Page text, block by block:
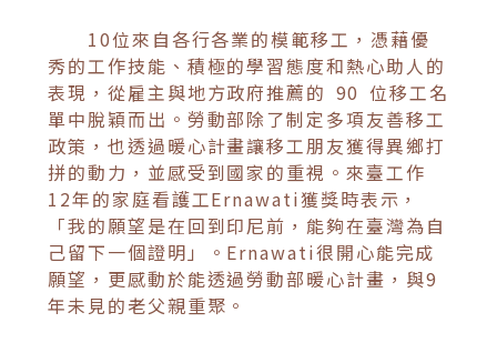
10位來自各行各業的模範移工，憑藉優
秀的工作技能、積極的學習態度和熱心助人的
表現，從雇主與地方政府推薦的 90 位移工名
單中脫穎而出。勞動部除了制定多項友善移工
政策，也透過暖心計畫讓移工朋友獲得異鄉打
拼的動力，並感受到國家的重視。來臺工作
12年的家庭看護工Ernawati獲獎時表示，
「我的願望是在回到印尼前，能夠在臺灣為自
己留下一個證明」。Ernawati很開心能完成
願望，更感動於能透過勞動部暖心計畫，與9
年未見的老父親重聚。